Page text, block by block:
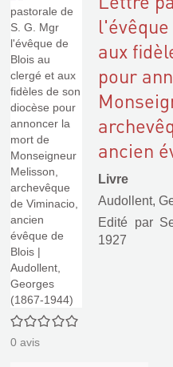
0/5
0 avis
aux
pour
ancien
Livre
Audollent,
Edité par
1927